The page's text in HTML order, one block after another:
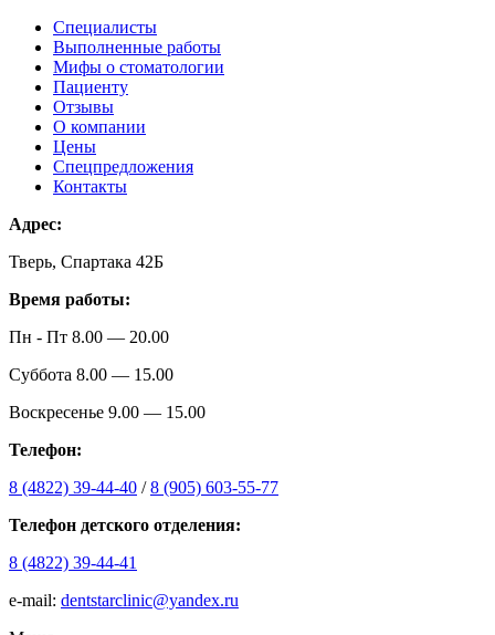
Специалисты
Выполненные работы
Мифы о стоматологии
Пациенту
Отзывы
О компании
Цены
Спецпредложения
Контакты
Адрес:
Тверь, Спартака 42Б
Время работы:
Пн - Пт 8.00 — 20.00
Суббота 8.00 — 15.00
Воскресенье 9.00 — 15.00
Телефон:
8 (4822) 39-44-40 /8 (905) 603-55-77
Телефон детского отделения:
8 (4822) 39-44-41
е-mail: dentstarclinic@yandex.ru